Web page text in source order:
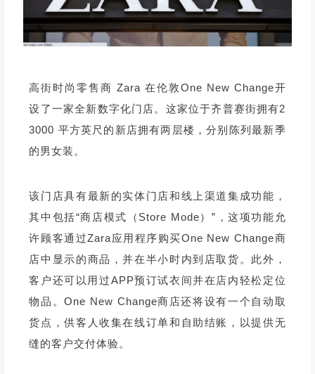
高街时尚零售商 Zara 在伦敦One New Change开
设了一家全新数字化门店。这家位于齐普赛街拥有2
3000 平方英尺的新店拥有两层楼，分别陈列最新季
的男女装。
该门店具有最新的实体门店和线上渠道集成功能，
其中包括“商店模式（Store Mode）”，这项功能允
许顾客通过Zara应用程序购买One New Change商
店中显示的商品，并在半小时内到店取货。此外，
客户还可以用过APP预订试衣间并在店内轻松定位
物品。One New Change商店还将设有一个自动取
货点，供客人收集在线订单和自助结账，以提供无
缝的客户交付体验。